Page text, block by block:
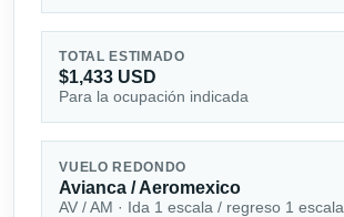
TOTAL ESTIMADO
$1,433 USD
Para la ocupación indicada
VUELO REDONDO
Avianca / Aeromexico
AV / AM · Ida 1 escala / regreso 1 escala